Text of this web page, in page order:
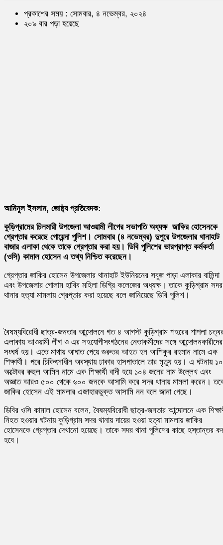
প্রকাশের সময় : সোমবার, ৪ নভেম্বর, ২০২৪
২০৯ বার পড়া হয়েছে
আমিনুল ইসলাম, জোষ্ঠ্য প্রতিবেদক:
কুড়িগ্রামের চিলমারী উপজেলা আওয়ামী লীগের সভাপতি অধ্যক্ষ জাকির হোসেনকে
গ্রেপ্তার করেছে গোয়েন্দা পুলিশ। সোমবার (৪ নভেম্বর) দুপুরে উপজেলার থানাহাট
বাজার এলাকা থেকে তাকে গ্রেপ্তার করা হয়। ডিবি পুলিশের ভারপ্রাপ্ত কর্মকর্তা
(ওসি) কামাল হোসেন এ তথ্য নিশ্চিত করেছেন।
গ্রেপ্তার জাকির হোসেন উপজেলার থানাহাট ইউনিয়নের সবুজ পাড়া এলাকার বাসিন্দা
এবং উপজেলার গোলাম হাবিব মহিলা ডিগ্রি কলেজের অধ্যক্ষ। তাকে কুড়িগ্রাম সদর
থানার হত্যা মামলায় গ্রেপ্তার করা হয়েছে বলে জানিয়েছে ডিবি পুলিশ।
বৈষম্যবিরোধী ছাত্র-জনতার আন্দোলনে গত ৪ আগস্ট কুড়িগ্রাম শহরের শাপলা
এলাকায় আওয়ামী লীগ ও এর সহযোগীসংগঠনের নেতাকর্মীদের সঙ্গে আন্দোলনকারীদের
সংঘর্ষ হয়। এতে মাথায় আঘাত পেয়ে গুরুতর আহত হন আশিকুর রহমান নামে এক
শিক্ষার্থী। পরে চিকিৎসাধীন অবস্থায় ঢাকার হাসপাতালে তার মৃত্যু হয়। এ ঘটনায় ১০
অক্টোবর রুহুল আমিন নামে এক শিক্ষার্থী বাদী হয়ে ১০৪ জনের নাম উল্লেখ এবং
অজ্ঞাত আরও ৫০০ থেকে ৬০০ জনকে আসামি করে সদর থানায় মামলা করেন।
জাকির হোসেন এই মামলার এজাহারভুক্ত আসামি নন বলে জানা গেছে।
ডিবির ওসি কামাল হোসেন বলেন, বৈষম্যবিরোধী ছাত্র-জনতার আন্দোলনে এক
নিহত হওয়ার ঘটনায় কুড়িগ্রাম সদর থানায় দায়ের হওয়া হত্যা মামলায় জাকির
হোসেনকে গ্রেপ্তার দেখানো হয়েছে। তাকে সদর থানা পুলিশের কাছে হস্তান্তর
হবে।